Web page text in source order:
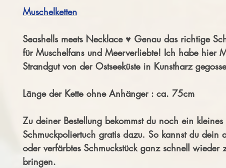
Muschelketten
Seashells meets Necklace ♥ Genau das richtige
für Muschelfans und Meerverliebte! Ich habe hier
Strandgut von der Ostseeküste in Kunstharz
Länge der Kette ohne Anhänger : ca. 75cm
Zu deiner Bestellung bekommst du noch ein kleines
Schmuckpoliertuch gratis dazu. So kannst du dein
oder verfärbtes Schmuckstück ganz schnell wieder
bringen.